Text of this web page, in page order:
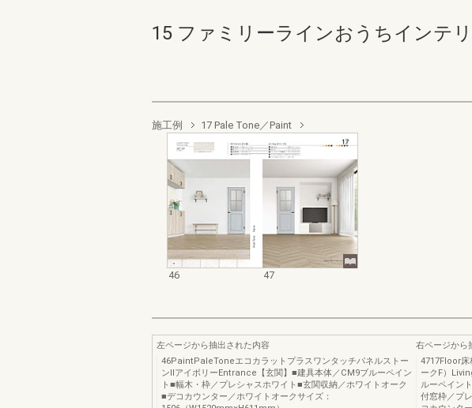
15 ファミリーラインおうちインテ
施工例 17 Pale Tone／Paint
46 47
左ページから抽出された内容
46PaintPaleToneエコカラットプラスワンタッチパネルストー
ンⅡアイボリーEntrance【玄関】■建具本体／CM9ブルーペイン
ト■幅木・枠／プレシャスホワイト■玄関収納／ホワイトオーク
■デコカウンター／ホワイトオークサイズ：
右ページから
4717Floor床
ークF）
ルーペイン
付窓枠／プ